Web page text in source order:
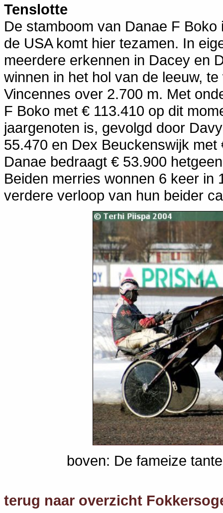
Tenslotte
De stamboom van Danae F
de USA komt hier tezamen. In
meerdere erkennen in Dacey en
winnen in het hol van de leeuw,
Vincennes over 2.700 m. Met
F Boko met € 113.410 op dit
jaargenoten is, gevolgd door
55.470 en Dex Beuckenswijk
Danae bedraagt € 53.900
Beiden merries wonnen 6 keer in
verdere verloop van hun beider
boven: De fameize
terug naar overzicht